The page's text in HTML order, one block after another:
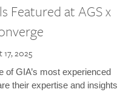
Featured at AGS x
2025
of GIA’s most experienced
their expertise and insights